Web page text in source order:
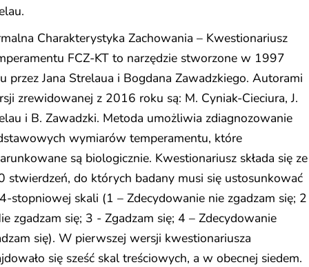
Charakterystyka Zachowania – Kwestionariusz
FCZ-KT to narzędzie stworzone w 1997
przez Jana Strelaua i Bogdana Zawadzkiego. Autorami
zrewidowanej z 2016 roku są: M. Cyniak-Cieciura, J.
i B. Zawadzki. Metoda umożliwia zdiagnozowanie
wymiarów temperamentu, które
są biologicznie. Kwestionariusz składa się ze
stwierdzeń, do których badany musi się ustosunkować
stopniowej skali (1 – Zdecydowanie nie zgadzam się; 2
zgadzam się; 3 - Zgadzam się; 4 – Zdecydowanie
się). W pierwszej wersji kwestionariusza
się sześć skal treściowych, a w obecnej siedem.